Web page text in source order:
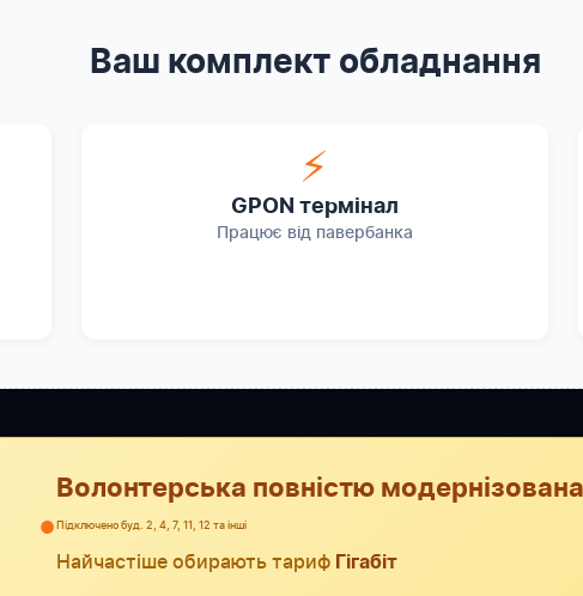
Ваш комплект обладнання
⚡
GPON термінал
Працює від павербанка
●
Волонтерська повністю
Підключено буд. 2, 4, 7, 11, 12 та інші
Найчастіше обирають тариф Гігабіт